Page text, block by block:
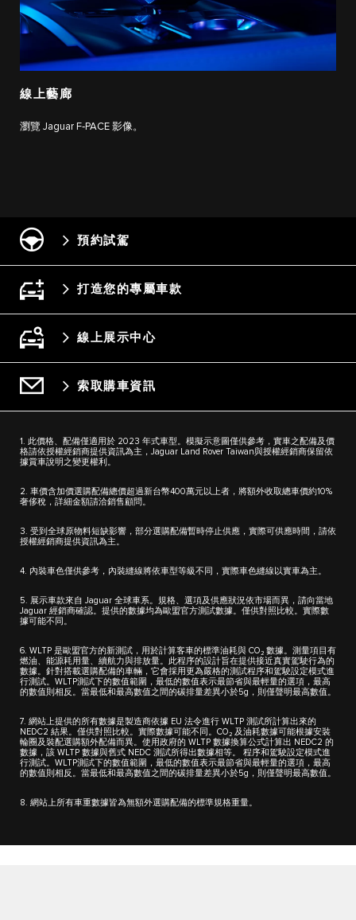
線上藝廊
瀏覽 Jaguar F‑PACE 影像。
預約試駕
打造您的專屬車款
線上展示中心
索取購車資訊
1. 此價格、配備僅適用於 2023 年式車型。模擬示意圖僅供參考，實車之配備及價
格請依授權經銷商提供資訊為主，Jaguar Land Rover Taiwan與授權經銷商保留依
據賞車說明之變更權利。
2. 車價含加價選購配備總價超過新台幣400萬元以上者，將額外收取總車價約10%
奢侈稅，詳細金額請洽銷售顧問。
3. 受到全球原物料短缺影響，部分選購配備暫時停止供應，實際可供應時間，請依
授權經銷商提供資訊為主。
4. 內裝車色僅供參考，內裝縫線將依車型等級不同，實際車色縫線以實車為主。
5. 展示車款來自 Jaguar 全球車系。規格、選項及供應狀況依市場而異，請向當地
Jaguar 經銷商確認。提供的數據均為歐盟官方測試數據。僅供對照比較。實際數
據可能不同。
6. WLTP 是歐盟官方的新測試，用於計算客車的標準油耗與 CO₂ 數據。測量項目有
燃油、能源耗用量、續航力與排放量。此程序的設計旨在提供接近真實駕駛行為的
數據。針對搭載選購配備的車輛，它會採用更為嚴格的測試程序和駕駛設定模式進
行測試。WLTP測試下的數值範圍，最低的數值表示最節省與最輕量的選項，最高
的數值則相反。當最低和最高數值之間的碳排量差異小於5g，則僅聲明最高數值。
7. 網站上提供的所有數據是製造商依據 EU 法令進行 WLTP 測試所計算出來的
NEDC2 結果。僅供對照比較。實際數據可能不同。CO₂ 及油耗數據可能根據安裝
輪圈及裝配選購額外配備而異。使用政府的 WLTP 數據換算公式計算出 NEDC2 的
數據，該 WLTP 數據與舊式 NEDC 測試所得出數據相等。 程序和駕駛設定模式進
行測試。WLTP測試下的數值範圍，最低的數值表示最節省與最輕量的選項，最高
的數值則相反。當最低和最高數值之間的碳排量差異小於5g，則僅聲明最高數值。
8. 網站上所有車重數據皆為無額外選購配備的標準規格重量。